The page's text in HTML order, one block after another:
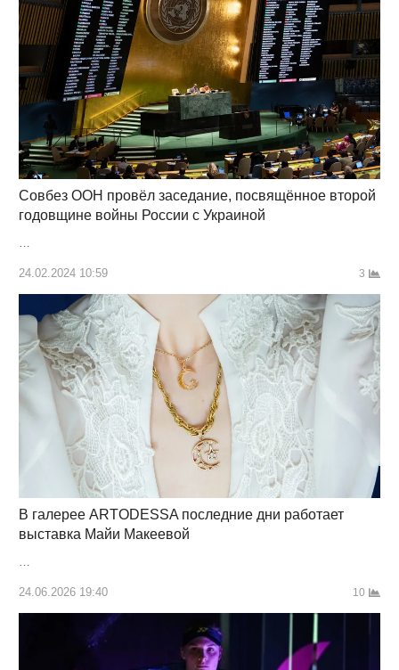
Совбез ООН провёл заседание, посвящённое второй
годовщине войны России с Украиной
…
24.02.2024 10:59 3
В галерее ARTODESSA последние дни работает
выставка Майи Макеевой
24.06.2026 19:40 10